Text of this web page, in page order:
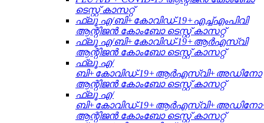
ടെസ്റ്റ് കാസറ്റ്
ഫ്ലൂ എ/ബി+കോവിഡ്-19+എച്ച്എംപിവി
ആന്റിജൻ കോംബോ ടെസ്റ്റ് കാസറ്റ്
ഫ്ലൂ എ/ബി+കോവിഡ്-19+ആർഎസ്വി
ആന്റിജൻ കോംബോ ടെസ്റ്റ് കാസറ്റ്
ഫ്ലൂ എ/
ബി+കോവിഡ്-19+ആർഎസ്വി+അഡിനോ
ആന്റിജൻ കോംബോ ടെസ്റ്റ് കാസറ്റ്
ഫ്ലൂ എ/
ബി+കോവിഡ്-
ആന്റിജൻ കോംബോ ടെസ്റ്റ് കാസറ്റ്